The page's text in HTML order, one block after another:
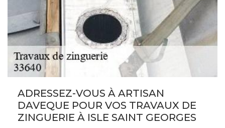
ADRESSEZ-VOUS À ARTISAN
DAVEQUE POUR VOS TRAVAUX DE
ZINGUERIE À ISLE SAINT GEORGES